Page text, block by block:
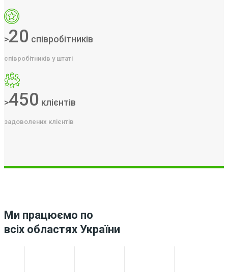
>20 співробітників
співробітників у штаті
>450 клієнтів
задоволених клієнтів
Ми працюємо по
всіх областях України